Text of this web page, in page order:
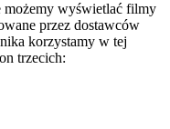
możemy wyświetlać filmy
przez dostawców
korzystamy w tej
trzecich: